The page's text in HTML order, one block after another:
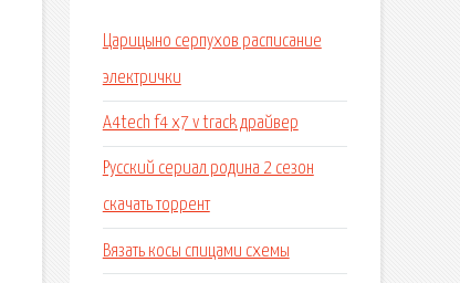
Царицыно серпухов расписание
электрички
A4tech f4 x7 v track драйвер
Русский сериал родина 2 сезон
скачать торрент
Вязать косы спицами схемы